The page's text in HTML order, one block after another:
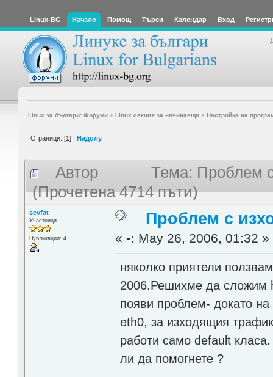
Linux-BG Начало Помощ Търси Календар Вход
Linux за българи: Форуми> Linux секция за начинаещи> Настройка на
Страници: [1] Надолу
Автор
Тема: Проблем
(Прочетена 4714 пъти)
sevfat
Участници
Публикации: 4
Проблем с
«-: May 26, 2006, 01:32 »
няколко приятели
2006.Решихме да сложим
появи проблем- докато
eth0, за изходящия
работи само default
ли да помогнете ?